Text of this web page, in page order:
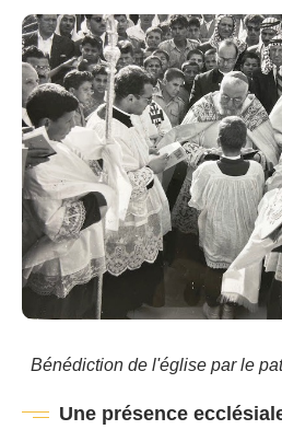
Bénédiction de l'église par le
Une présence